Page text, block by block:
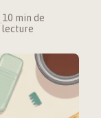
·10 min de
lecture